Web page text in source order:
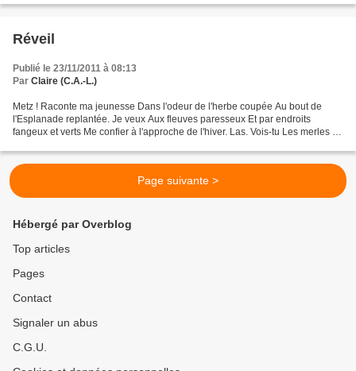
Réveil
Publié le 23/11/2011 à 08:13
Par Claire (C.A.-L.)
Metz ! Raconte ma jeunesse Dans l'odeur de l'herbe coupée Au bout de
l'Esplanade replantée. Je veux Aux fleuves paresseux Et par endroits
fangeux et verts Me confier à l'approche de l'hiver. Las. Vois-tu Les merles se
Page suivante >
Hébergé par Overblog
Top articles
Pages
Contact
Signaler un abus
C.G.U.